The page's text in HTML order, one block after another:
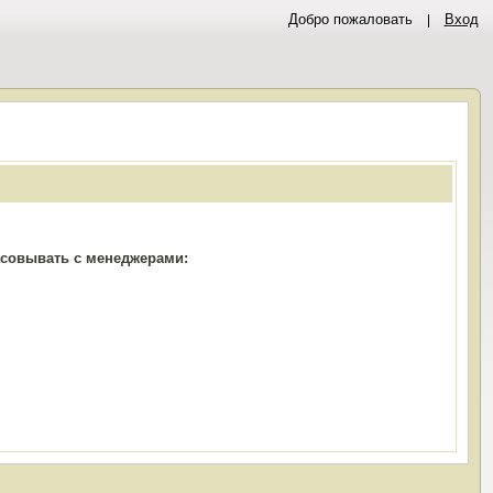
Добро пожаловать Вход
с менеджерами: